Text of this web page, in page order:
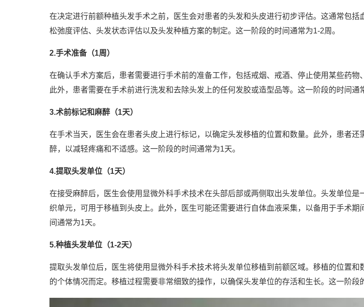
在决定进行前额种植头发手术之前，医生会对患者的头发和头皮进行初步评估。这通常包括
松弛度评估、头发状态评估以及头发种植方案的制定。这一阶段的时间通常为1-2周。
2.手术准备（1周）
在确认手术方案后，患者需要进行手术前的准备工作，包括戒烟、戒酒、停止使用某些药物
此外，患者需要在手术前进行洗发和去除头发上的任何发胶或造型品等。这一阶段的时间通
3.术前标记和麻醉（1天）
在手术当天，医生会在患者头皮上进行标记，以确定头发移植的位置和数量。此外，患者还
醉，以减轻疼痛和不适感。这一阶段的时间通常为1天。
4.提取头发单位（1天）
在接受麻醉后，医生会使用显微外科手术技术在头部后部或两侧取出头发单位。头发单位是
织单元，可用于移植到头皮上。此外，医生可能还需要进行自体血液采集，以备用于手术期
间通常为1天。
5.种植头发单位（1-2天）
提取头发单位后，医生将使用显微外科手术技术将头发单位移植到前额区域。移植的位置和
的个体情况而定。移植过程需要非常细致的操作，以确保头发单位的存活和生长。这一阶段